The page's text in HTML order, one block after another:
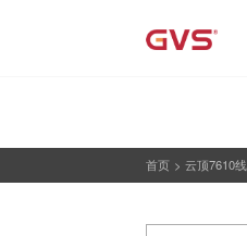
云顶7610线路
首页 > 云顶7610